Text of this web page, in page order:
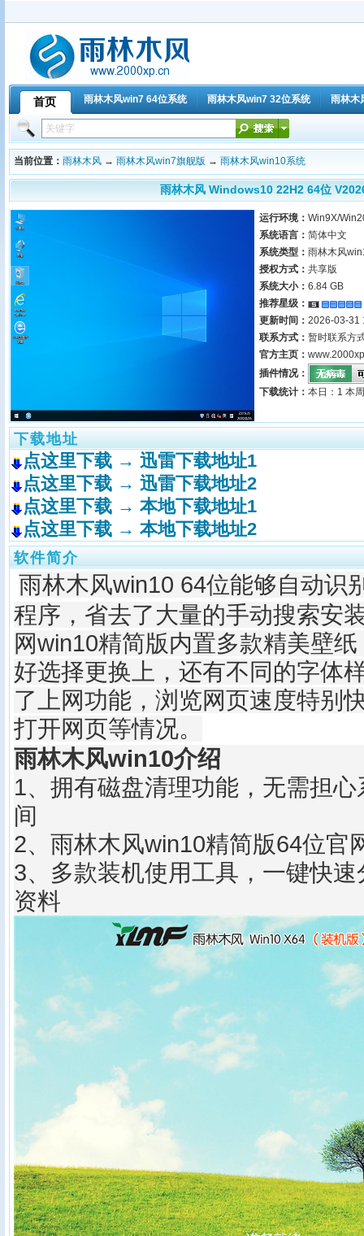
首页 雨林木风win7 64位系统 雨林木风win7 32位系统 雨林木
主题下载 雨林木风win10纯净版
当前位置： 雨林木风 → 雨林木风win7旗舰版 → 雨林木风win10系统
雨林木风 Windows10 22H2 64位
运行环境： Win9X/
系统语言： 简体中文
系统类型： 雨林木风
授权方式： 共享版
系统大小： 6.84 GB
推荐星级：
更新时间： 2026-03-31
联系方式： 暂时联系方
官方主页：
插件情况：
下载统计： 本日：1 本
下载地址
点这里下载 → 迅雷下载地址1
点这里下载 → 迅雷下载地址2
点这里下载 → 本地下载地址1
点这里下载 → 本地下载地址2
软件简介
雨林木风win10 64位能够自动识
程序，省去了大量的手动搜索安
网win10精简版内置多款精美壁
好选择更换上，还有不同的字体
了上网功能，浏览网页速度特别
打开网页等情况。
雨林木风win10介绍
1、拥有磁盘清理功能，无需担
间
2、雨林木风win10精简版64位官
3、多款装机使用工具，一键快
资料